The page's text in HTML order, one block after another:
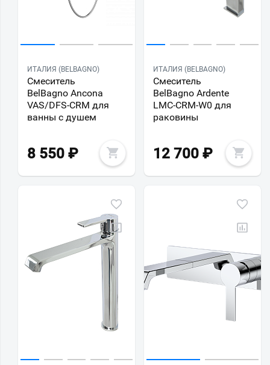
ИТАЛИЯ (BELBAGNO)
Смеситель
BelBagno Ancona
VAS/DFS-CRM для
ванны с душем
8 550 ₽
ИТАЛИЯ (BELBAGNO)
Смеситель
BelBagno Ardente
LMC-CRM-W0 для
раковины
12 700 ₽